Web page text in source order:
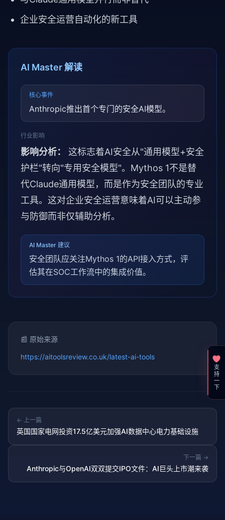
企业安全运营自动化的新工具
AI Master 解读
核心事件
Anthropic推出首个专门的安全AI模型。
行业影响
影响分析：
这标志着AI安全从"通用模型+安全
护栏"转向"专用安全模型"。Mythos 1不是替
代Claude通用模型，而是作为安全团队的专业
工具。这对企业安全运营意味着AI可以主动参
与防御而非仅辅助分析。
AI Master 建议
安全团队应关注Mythos 1的API接入方式，评
估其在SOC工作流中的集成价值。
📰 原始来源
https://aitoolsreview.co.uk/latest-ai-tools
← 上一篇
英国国家电网投资17.5亿美元加强AI数据中心电力基础设施
下一篇 →
Anthropic与OpenAI双双提交IPO文件：AI巨头上市潮来袭
支持一下